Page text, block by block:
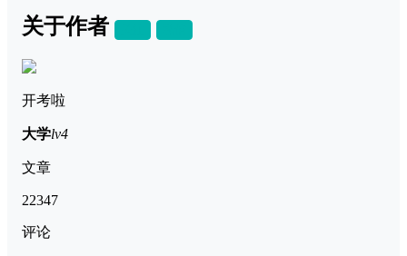
关于作者
开考啦
大学lv4
文章
22347
评论